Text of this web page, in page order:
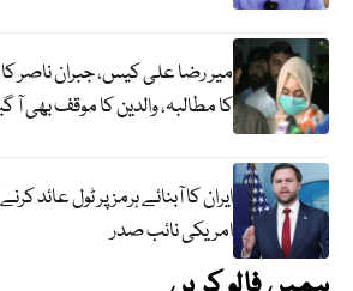
میر رضا علی کیس، جبران ناصر
کا مطالبہ، والدین کا موقف بھی آ
ایران کا آبنائے ہرمز پر ٹول عائد
امریکی نائب صدر